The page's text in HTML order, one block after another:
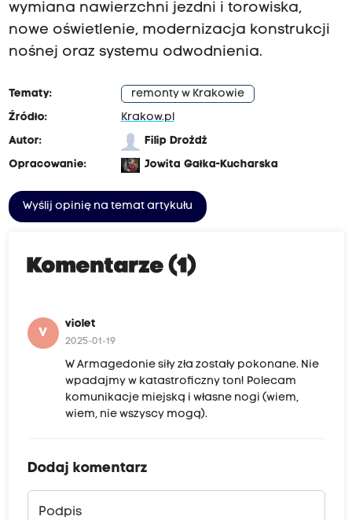
wymiana nawierzchni jezdni i torowiska,
nowe oświetlenie, modernizacja konstrukcji
nośnej oraz systemu odwodnienia.
Tematy:
remonty w Krakowie
Źródło:
Krakow.pl
Autor:
Filip Drożdż
Opracowanie:
Jowita Gałka-Kucharska
Wyślij opinię na temat artykułu
Komentarze (1)
V
violet
2025-01-19
W Armagedonie siły zła zostały pokonane. Nie
wpadajmy w katastroficzny ton! Polecam
komunikacje miejską i własne nogi (wiem,
wiem, nie wszyscy mogą).
Dodaj komentarz
Podpis